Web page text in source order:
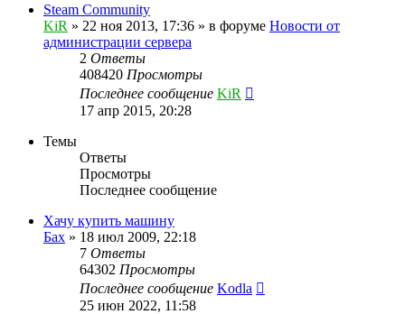
Steam Community
KiR » 22 ноя 2013, 17:36 » в форуме Новости от
администрации сервера
2 Ответы
408420 Просмотры
Последнее сообщение KiR
17 апр 2015, 20:28
Темы
Ответы
Просмотры
Последнее сообщение
Хачу купить машину
Бах » 18 июл 2009, 22:18
7 Ответы
64302 Просмотры
Последнее сообщение Kodla
25 июн 2022, 11:58